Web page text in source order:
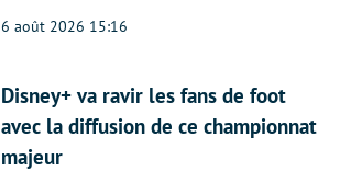
6 août 2026 15:16
Disney+ va ravir les fans de foot
avec la diffusion de ce championnat
majeur